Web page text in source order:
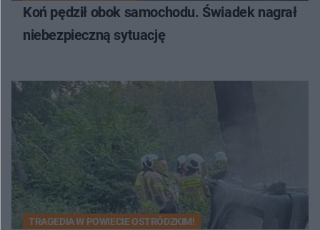
Koń pędził obok samochodu. Świadek nagrał
niebezpieczną sytuację
TRAGEDIA W POWIECIE OSTRÓDZKIM!